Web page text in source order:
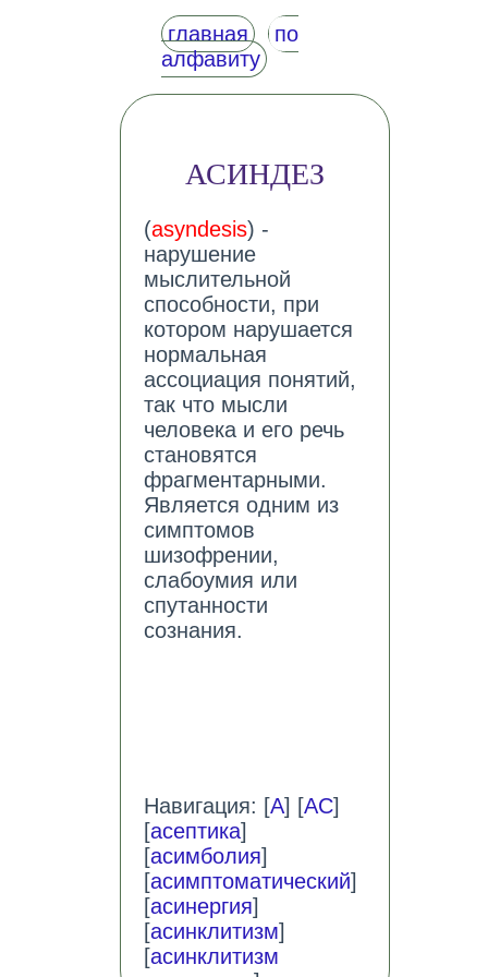
главная
по
алфавиту
АСИНДЕЗ
(asyndesis) -
нарушение
мыслительной
способности, при
котором нарушается
нормальная
ассоциация понятий,
так что мысли
человека и его речь
становятся
фрагментарными.
Является одним из
симптомов
шизофрении,
слабоумия или
спутанности
сознания.
Навигация: [А] [АС]
[асептика]
[асимболия]
[асимптоматический]
[асинергия]
[асинклитизм]
[асинклитизм